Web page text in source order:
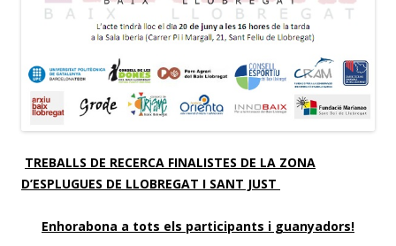
TREBALLS DE RECERCA FINALISTES DE LA ZONA
D’ESPLUGUES DE LLOBREGAT I SANT JUST
Enhorabona a tots els participants i guanyadors!